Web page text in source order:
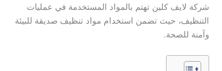
شركة لايف كلين تهتم بالمواد المستخدمة في عمليات
التنظيف، حيث تضمن استخدام مواد تنظيف صديقة للبيئة
وآمنة للصحة.